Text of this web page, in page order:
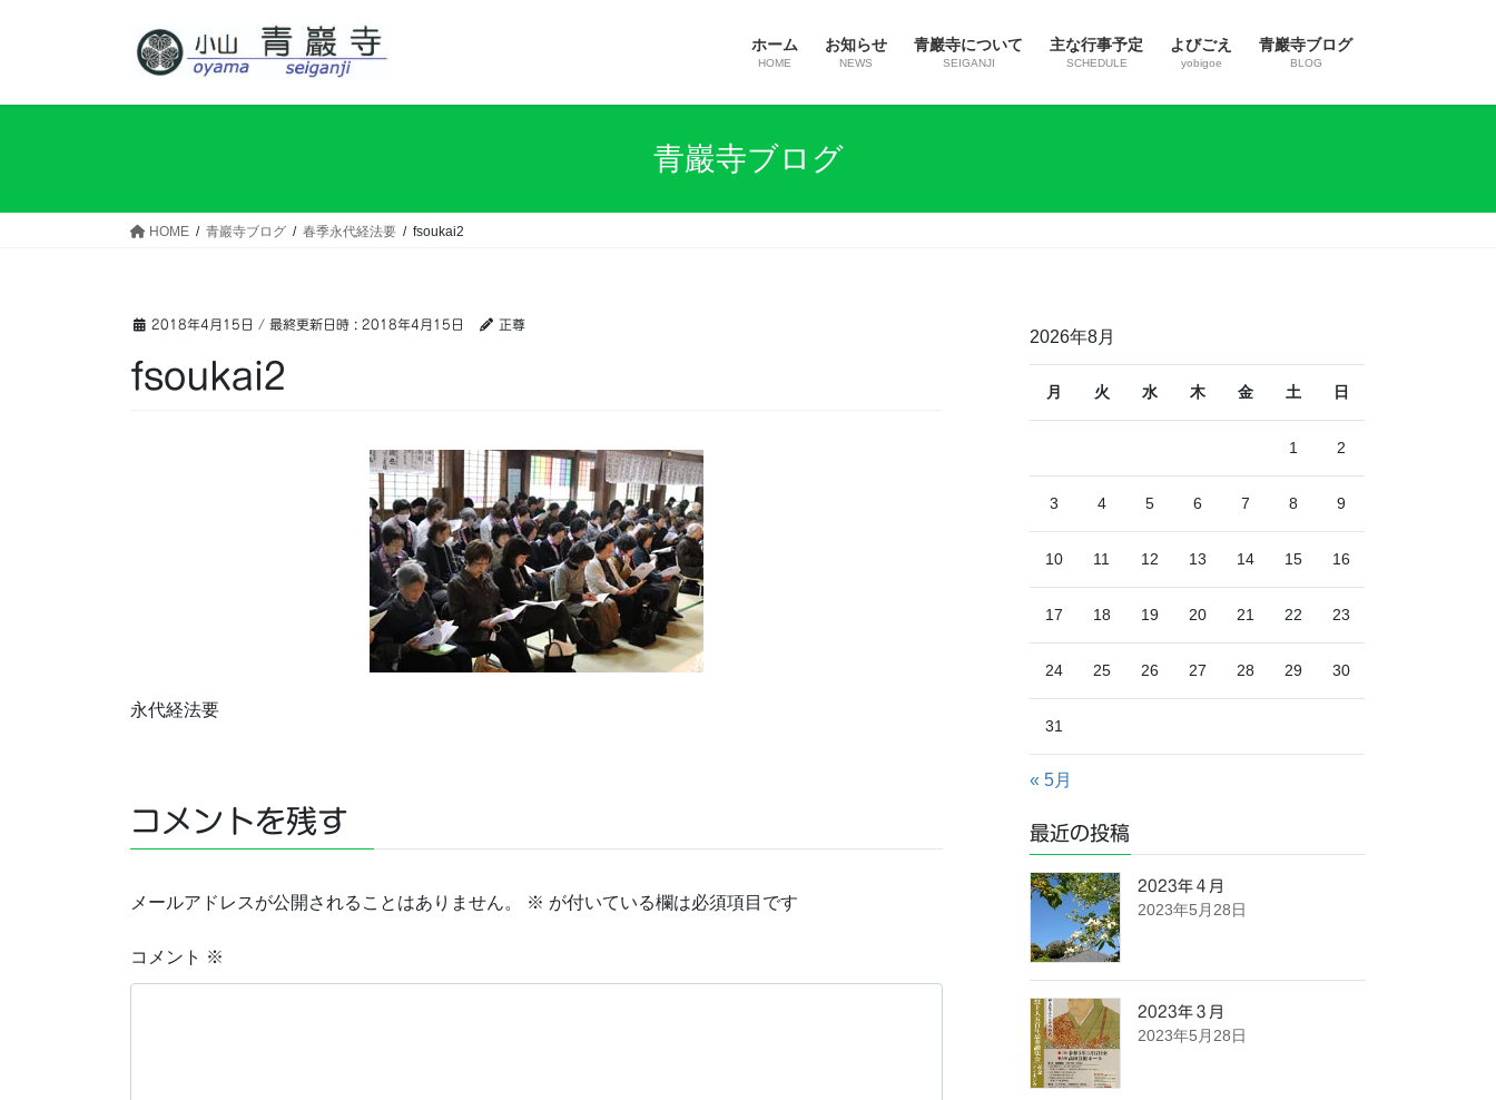
ホーム
HOME
お知らせ
NEWS
青巖寺について
SEIGANJI
主な行事予定
SCHEDULE
よびごえ
yobigoe
青巖寺ブログ
BLOG
青巖寺ブログ
HOME 青巖寺ブログ 春季永代経法要 fsoukai2
2018年4月15日 / 最終更新日時 : 2018年4月15日 正尊
fsoukai2
永代経法要
コメントを残す
メールアドレスが公開されることはありません。 ※ が付いている欄は必須項目です
コメント ※
2026年8月
月 火 水 木 金 土 日
1 2
3 4 5 6 7 8 9
10 11 12 13 14 15 16
17 18 19 20 21 22 23
24 25 26 27 28 29 30
31
« 5月
最近の投稿
2023年４月
2023年5月28日
2023年３月
2023年5月28日